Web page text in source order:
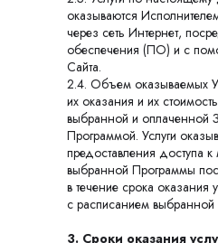
оказываются
через сеть Интернет,
обеспечения (ПО) и с
Сайта.
2.4. Объем оказываемых
их оказания и их
выбранной и оплаченной
Программой. Услуги
предоставления доступа к
выбранной Программы
в течение срока оказания
с расписанием
3. Сроки оказания